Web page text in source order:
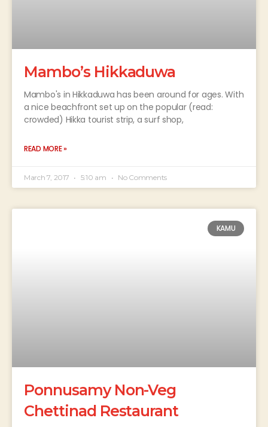
Mambo’s Hikkaduwa
Mambo's in Hikkaduwa has been around for ages. With
a nice beachfront set up on the popular (read:
crowded) Hikka tourist strip, a surf shop,
READ MORE »
March 7, 2017 5:10 am No Comments
KAMU
Ponnusamy Non-Veg
Chettinad Restaurant